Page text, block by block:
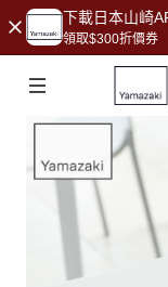
下載日本山崎
領取$300折價券